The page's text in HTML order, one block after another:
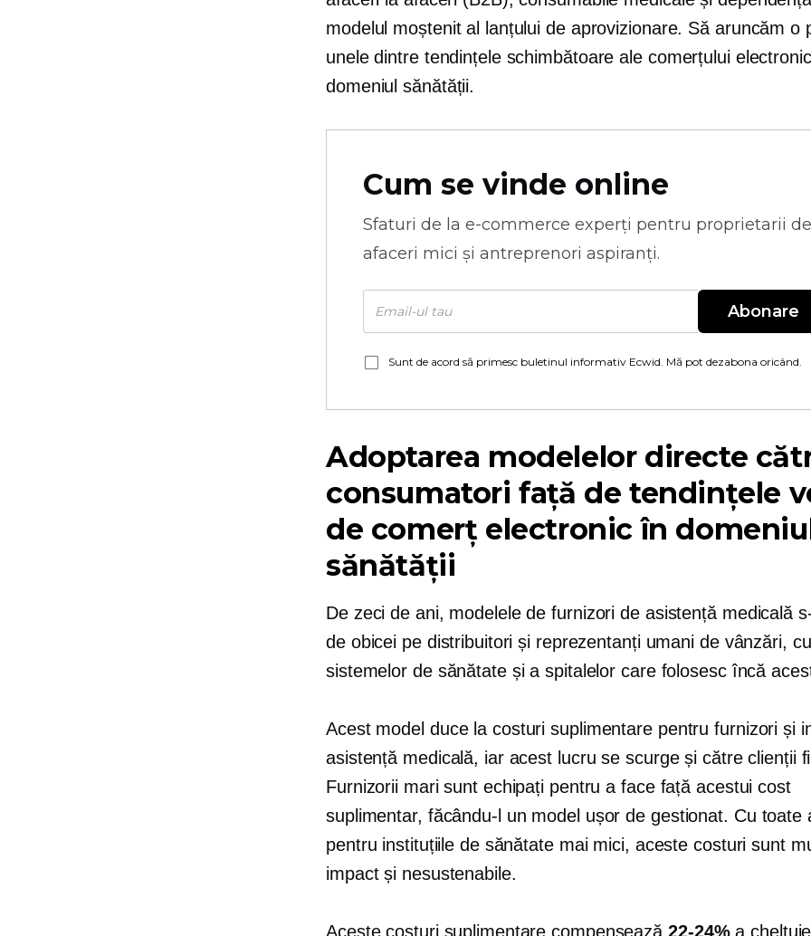
modelul moștenit al lanțului de aprovizionare. Să aruncăm o
unele dintre tendințele schimbătoare ale comerțului
domeniul sănătății.
Cum se vinde online
Sfaturi de la e-commerce experți pentru proprietarii de
afaceri mici și antreprenori aspiranți.
Abonare
Sunt de acord să primesc buletinul informativ Ecwid. Mă pot dezabona oricând.
Adoptarea modelelor directe
consumatori față de tendințele
de comerț electronic în
sănătății
De zeci de ani, modelele de furnizori de asistență medicală
de obicei pe distribuitori și reprezentanți umani de vânzări, cu
sistemelor de sănătate și a spitalelor care folosesc încă
Acest model duce la costuri suplimentare pentru furnizori și
asistență medicală, iar acest lucru se scurge și către clienții
Furnizorii mari sunt echipați pentru a face față acestui cost
suplimentar, făcându-l un model ușor de gestionat. Cu toate
pentru instituțiile de sănătate mai mici, aceste costuri sunt
impact și nesustenabile.
Aceste costuri suplimentare compensează 22-24%a